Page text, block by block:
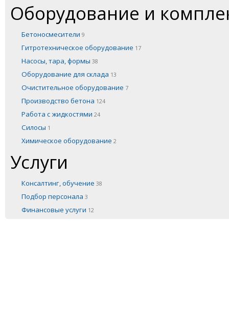
Оборудование и
Бетоносмесители 9
Гитротехническое оборудование 17
Насосы, тара, формы 38
Оборудование для склада 13
Очистительное оборудование 7
Производство бетона 124
Работа с жидкостями 24
Силосы 1
Химическое оборудование 2
Услуги
Консалтинг, обучение 38
Подбор персонала 3
Финансовые услуги 12